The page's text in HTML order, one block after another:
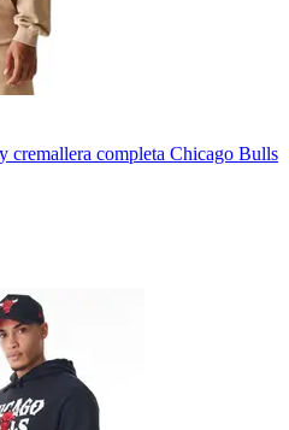
cremallera completa Chicago Bulls